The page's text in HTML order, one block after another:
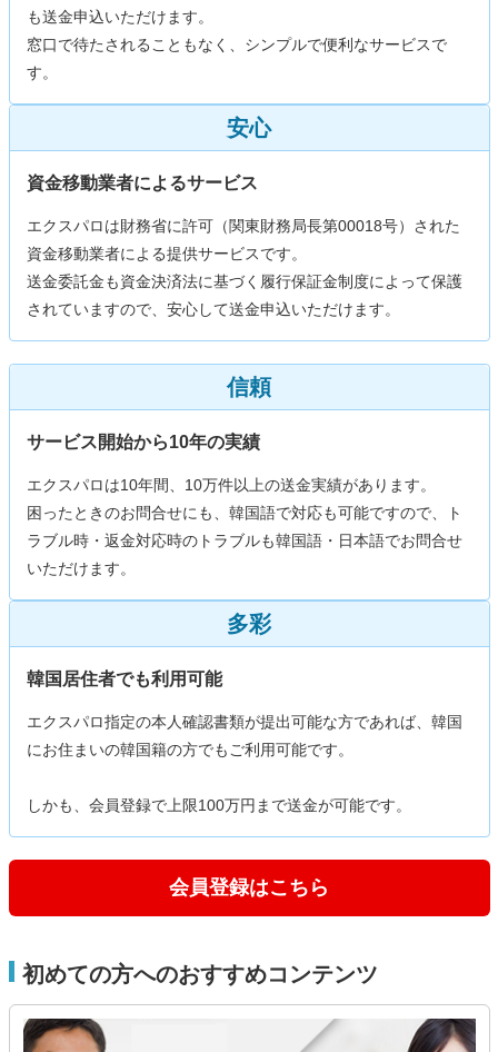
も送金申込いただけます。
窓口で待たされることもなく、シンプルで便利なサービスで
す。
安心
資金移動業者によるサービス
エクスパロは財務省に許可（関東財務局長第00018号）された
資金移動業者による提供サービスです。
送金委託金も資金決済法に基づく履行保証金制度によって保護
されていますので、安心して送金申込いただけます。
信頼
サービス開始から10年の実績
エクスパロは10年間、10万件以上の送金実績があります。
困ったときのお問合せにも、韓国語で対応も可能ですので、ト
ラブル時・返金対応時のトラブルも韓国語・日本語でお問合せ
いただけます。
多彩
韓国居住者でも利用可能
エクスパロ指定の本人確認書類が提出可能な方であれば、韓国
にお住まいの韓国籍の方でもご利用可能です。
しかも、会員登録で上限100万円まで送金が可能です。
会員登録はこちら
初めての方へのおすすめコンテンツ